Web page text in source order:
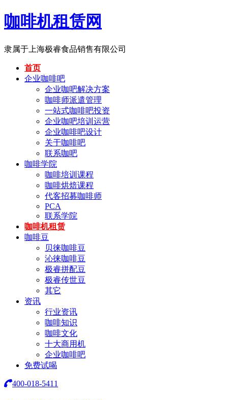
咖啡机租赁网
隶属于上海极睿食品销售有限公司
首页
企业咖啡吧
企业咖吧解决方案
咖啡师派遣管理
一站式咖啡吧投资
企业咖吧培训运营
企业咖啡吧设计
关于咖啡吧
联系咖吧
咖啡学院
咖啡培训课程
咖啡烘焙课程
代客招募咖啡师
PCA
联系学院
咖啡机租赁
咖啡豆
贝徕咖啡豆
沁徕咖啡豆
极睿拼配豆
极睿传世豆
其它
资讯
行业资讯
咖啡知识
咖啡文化
十大商用机
企业咖啡吧
免费试喝
400-018-5411